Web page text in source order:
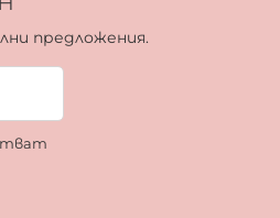
предложения.